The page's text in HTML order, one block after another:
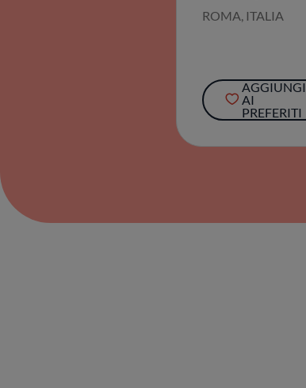
ROMA, ITALIA
AGGIUNGI
AI
PREFERITI